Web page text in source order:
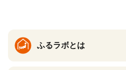
ふるラボとは